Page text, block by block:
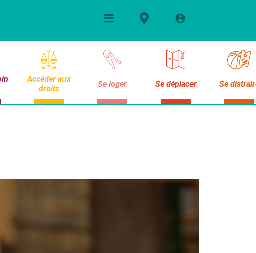
Accéder aux
droits
Se loger Se déplacer Se